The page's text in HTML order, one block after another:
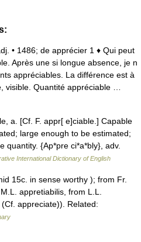
• 1486; de apprécier 1 ♦ Qui peut
Après une si longue absence, je n
appréciables. La différence est à
visible. Quantité appréciable …
a. [Cf. F. appr[ e]ciable.] Capable
large enough to be estimated;
quantity. {Ap*pre ci*a*bly}, adv.
International Dictionary of English
15c. in sense worthy ); from Fr.
appretiabilis, from L.L.
appreciate)). Related: